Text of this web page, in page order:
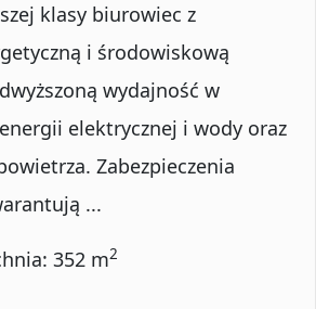
klasy biurowiec z
i środowiskową
wydajność w
elektrycznej i wody oraz
Zabezpieczenia
...
352 m2